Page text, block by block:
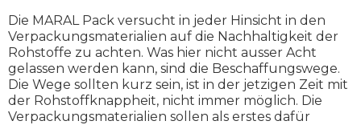
Die MARAL Pack versucht in jeder Hinsicht in den
Verpackungsmaterialien auf die Nachhaltigkeit der
Rohstoffe zu achten. Was hier nicht ausser Acht
gelassen werden kann, sind die Beschaffungswege.
Die Wege sollten kurz sein, ist in der jetzigen Zeit mit
der Rohstoffknappheit, nicht immer möglich. Die
Verpackungsmaterialien sollen als erstes dafür